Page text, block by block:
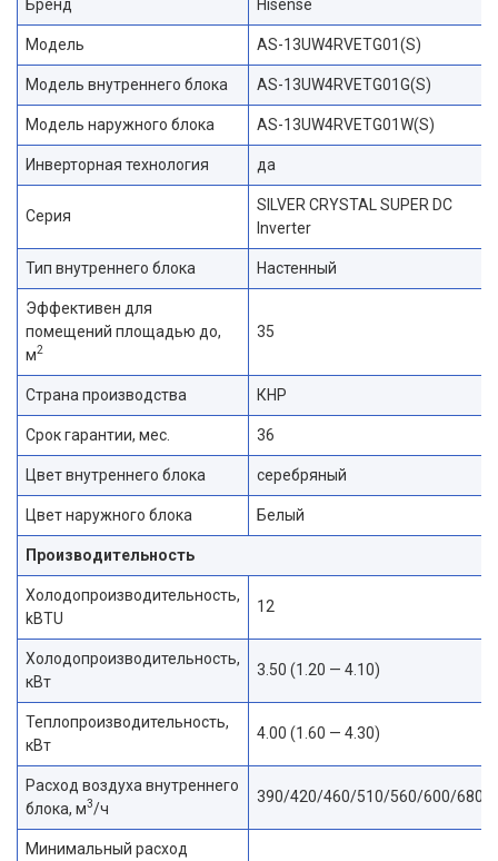
Бренд Hisense
Модель AS-13UW4RVETG01(S)
Модель внутреннего блока AS-13UW4RVETG01G(S)
Модель наружного блока AS-13UW4RVETG01W(S)
Инверторная технология да
Серия
SILVER CRYSTAL SUPER DC
Inverter
Тип внутреннего блока Настенный
Эффективен для
помещений площадью до,
м2
35
Страна производства КНР
Срок гарантии, мес. 36
Цвет внутреннего блока серебряный
Цвет наружного блока Белый
Производительность
Холодопроизводительность,
kBTU
12
Холодопроизводительность,
кВт
3.50 (1.20 — 4.10)
Теплопроизводительность,
кВт
4.00 (1.60 — 4.30)
Расход воздуха внутреннего
блока, м3/ч
390/420/460/510/560/600/680
Минимальный расход